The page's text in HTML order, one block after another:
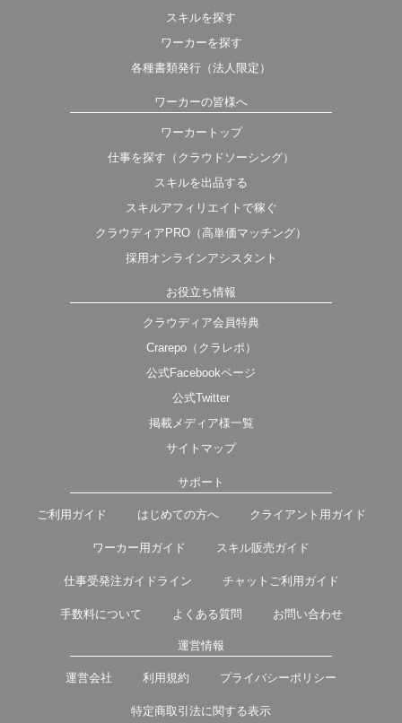
スキルを探す
ワーカーを探す
各種書類発行（法人限定）
ワーカーの皆様へ
ワーカートップ
仕事を探す（クラウドソーシング）
スキルを出品する
スキルアフィリエイトで稼ぐ
クラウディアPRO（高単価マッチング）
採用オンラインアシスタント
お役立ち情報
クラウディア会員特典
Crarepo（クラレポ）
公式Facebookページ
公式Twitter
掲載メディア様一覧
サイトマップ
サポート
ご利用ガイド はじめての方へ クライアント用ガイド
ワーカー用ガイド スキル販売ガイド
仕事受発注ガイドライン チャットご利用ガイド
手数料について よくある質問 お問い合わせ
運営情報
運営会社 利用規約 プライバシーポリシー
特定商取引法に関する表示